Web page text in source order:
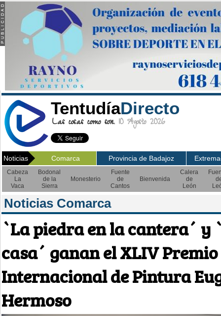
TentudíaDirecto
Las cosas como son. 10 Agosto 2026
Noticias Comarca Provincia de Badajoz
Cabeza
La
Vaca
Bodonal
de la
Sierra
Monesterio
Fuente
de
Cantos
Bienvenida
Calera
de
León
Noticias Comarca
`La piedra en la cantera´ y
casa´ ganan el XLIV Premio
Internacional de Pintura
Hermoso